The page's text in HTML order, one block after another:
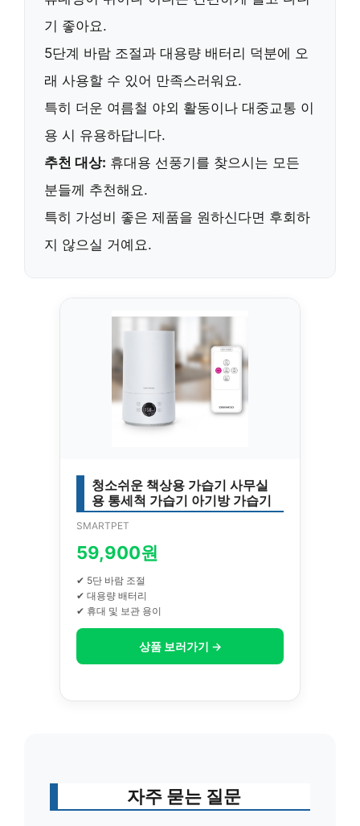
기 좋아요.
5단계 바람 조절과 대용량 배터리 덕분에 오
래 사용할 수 있어 만족스러워요.
특히 더운 여름철 야외 활동이나 대중교통 이
용 시 유용하답니다.
추천 대상: 휴대용 선풍기를 찾으시는 모든
분들께 추천해요.
특히 가성비 좋은 제품을 원하신다면 후회하
지 않으실 거예요.
청소쉬운 책상용 가습기 사무실
용 통세척 가습기 아기방 가습기
SMARTPET
59,900원
✔ 5단 바람 조절
✔ 대용량 배터리
✔ 휴대 및 보관 용이
상품 보러가기 →
자주 묻는 질문